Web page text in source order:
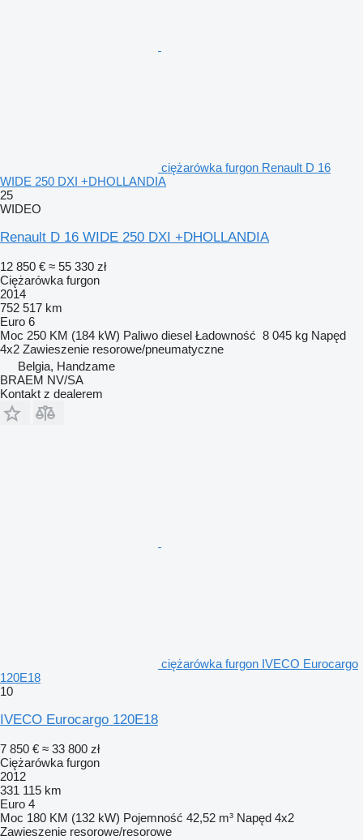
ciężarówka furgon Renault D 16
WIDE 250 DXI +DHOLLANDIA
25
WIDEO
Renault D 16 WIDE 250 DXI +DHOLLANDIA
12 850 € ≈ 55 330 zł
Ciężarówka furgon
2014
752 517 km
Euro 6
Moc 250 KM (184 kW) Paliwo diesel Ładowność 8 045 kg Napęd
4x2 Zawieszenie resorowe/pneumatyczne
Belgia, Handzame
BRAEM NV/SA
Kontakt z dealerem
ciężarówka furgon IVECO Eurocargo
120E18
10
IVECO Eurocargo 120E18
7 850 € ≈ 33 800 zł
Ciężarówka furgon
2012
331 115 km
Euro 4
Moc 180 KM (132 kW) Pojemność 42,52 m³ Napęd 4x2
Zawieszenie resorowe/resorowe